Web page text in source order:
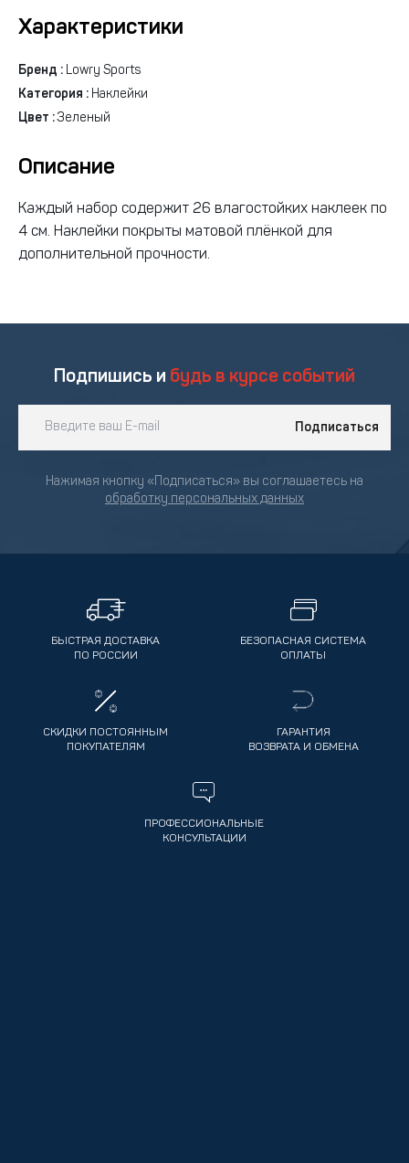
Характеристики
Бренд : Lowry Sports
Категория : Наклейки
Цвет :Зеленый
Описание
Каждый набор содержит 26 влагостойких наклеек по
4 см. Наклейки покрыты матовой плёнкой для
дополнительной прочности.
Подпишись и будь в курсе событий
Подписаться
Нажимая кнопку «Подписаться» вы соглашаетесь на
обработку персональных данных
БЫСТРАЯ ДОСТАВКА
ПО РОССИИ
БЕЗОПАСНАЯ СИСТЕМА
ОПЛАТЫ
СКИДКИ ПОСТОЯННЫМ
ПОКУПАТЕЛЯМ
ГАРАНТИЯ
ВОЗВРАТА И ОБМЕНА
ПРОФЕССИОНАЛЬНЫЕ
КОНСУЛЬТАЦИИ